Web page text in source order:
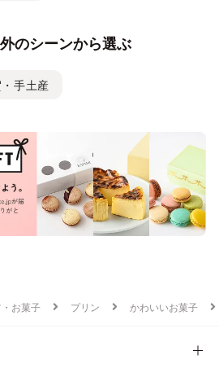
のシーンから選ぶ
手土産
お菓子 プリン かわいいお菓子